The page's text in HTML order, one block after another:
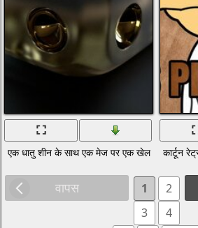
एक धातु शीन के साथ एक मेज पर एक खेल घनकार्टून
वापस 1
2
3
4